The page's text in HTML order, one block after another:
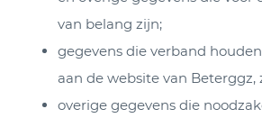
van belang zijn;
gegevens die verband
aan de website van Beterggz,
overige gegevens die